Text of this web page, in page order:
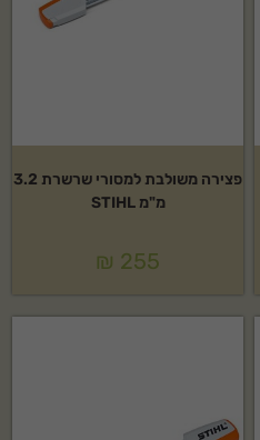
פצירה משולבת למסורי שרשרת 3.2
מ"מ STIHL
₪ 255